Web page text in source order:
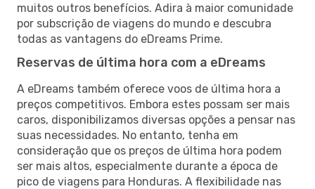
muitos outros benefícios. Adira à maior comunidade
por subscrição de viagens do mundo e descubra
todas as vantagens do eDreams Prime.
Reservas de última hora com a eDreams
A eDreams também oferece voos de última hora a
preços competitivos. Embora estes possam ser mais
caros, disponibilizamos diversas opções a pensar nas
suas necessidades. No entanto, tenha em
consideração que os preços de última hora podem
ser mais altos, especialmente durante a época de
pico de viagens para Honduras. A flexibilidade nas